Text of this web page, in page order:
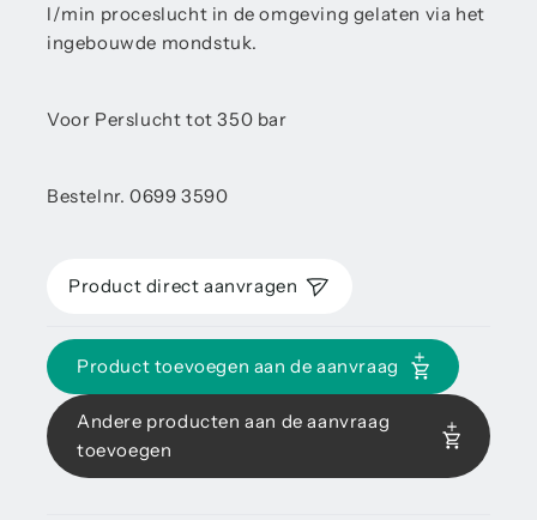
l/min proceslucht in de omgeving gelaten via het
ingebouwde mondstuk.
Voor Perslucht tot 350 bar
Bestelnr. 0699 3590
Product direct aanvragen
Product toevoegen aan de aanvraag
Andere producten aan de aanvraag
toevoegen